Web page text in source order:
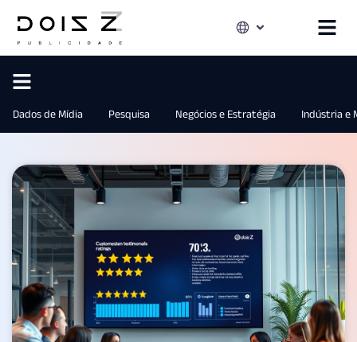
Dados de Mídia Pesquisa Negócios e Estratégia Indústria e